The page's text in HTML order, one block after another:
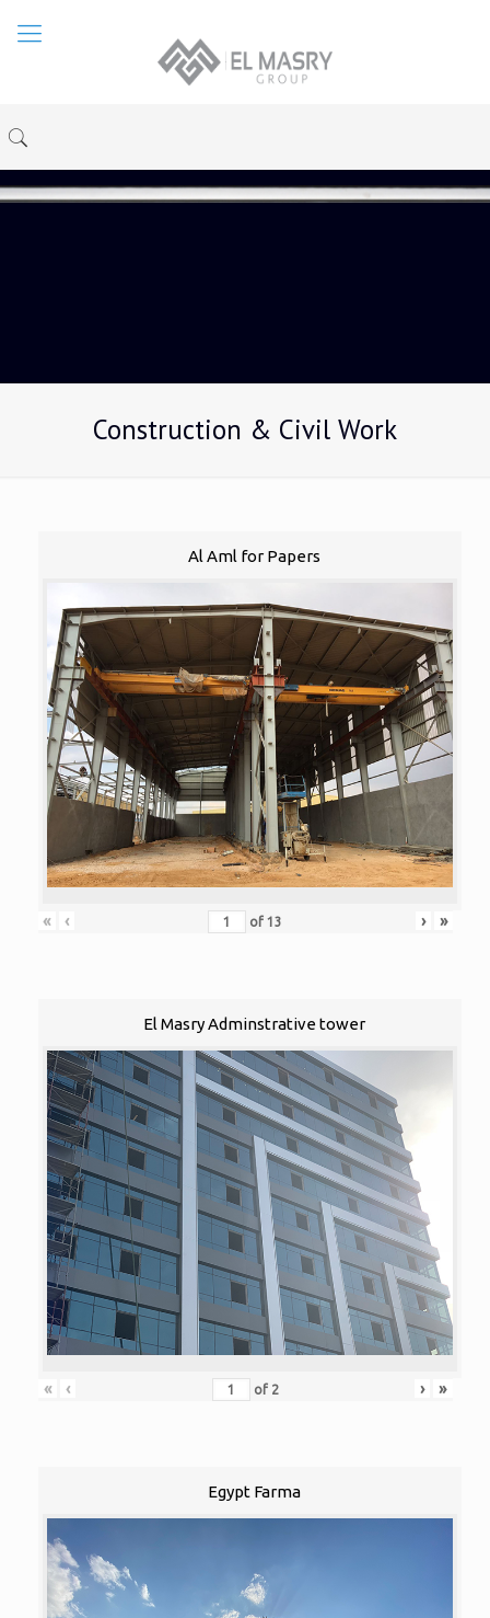
Construction & Civil Work
Al Aml for Papers
« ‹ of 13 › »
El Masry Adminstrative tower
« ‹ of 2 › »
Egypt Farma